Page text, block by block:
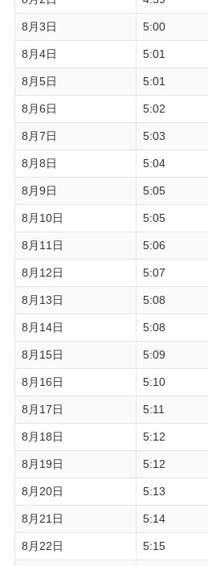
8月3日 5:00
8月4日 5:01
8月5日 5:01
8月6日 5:02
8月7日 5:03
8月8日 5:04
8月9日 5:05
8月10日 5:05
8月11日 5:06
8月12日 5:07
8月13日 5:08
8月14日 5:08
8月15日 5:09
8月16日 5:10
8月17日 5:11
8月18日 5:12
8月19日 5:12
8月20日 5:13
8月21日 5:14
8月22日 5:15